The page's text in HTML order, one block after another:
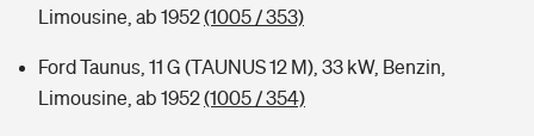
Limousine, ab 1952(1005 / 353)
Ford Taunus, 11 G (TAUNUS 12 M), 33 kW, Benzin,
Limousine, ab 1952(1005 / 354)